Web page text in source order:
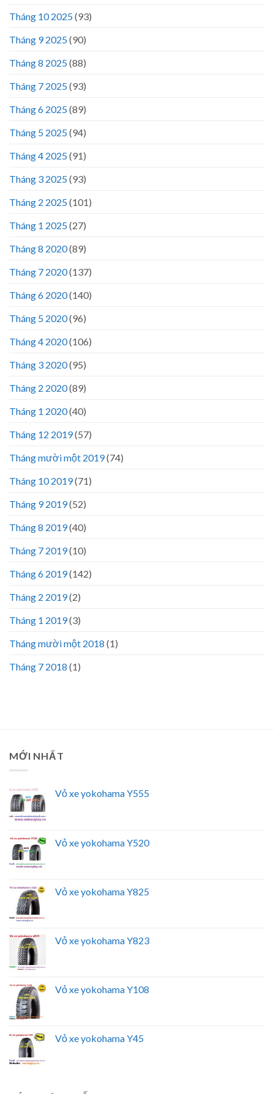
Tháng 10 2025(93)
Tháng 9 2025(90)
Tháng 8 2025(88)
Tháng 7 2025(93)
Tháng 6 2025(89)
Tháng 5 2025(94)
Tháng 4 2025(91)
Tháng 3 2025(93)
Tháng 2 2025(101)
Tháng 1 2025(27)
Tháng 8 2020(89)
Tháng 7 2020(137)
Tháng 6 2020(140)
Tháng 5 2020(96)
Tháng 4 2020(106)
Tháng 3 2020(95)
Tháng 2 2020(89)
Tháng 1 2020(40)
Tháng 12 2019(57)
Tháng mười một 2019(74)
Tháng 10 2019(71)
Tháng 9 2019(52)
Tháng 8 2019(40)
Tháng 7 2019(10)
Tháng 6 2019(142)
Tháng 2 2019(2)
Tháng 1 2019(3)
Tháng mười một 2018 (1)
Tháng 7 2018 (1)
MỚI NHẤT
Vỏ xe yokohama Y555
Vỏ xe yokohama Y520
Vỏ xe yokohama Y825
Vỏ xe yokohama Y823
Vỏ xe yokohama Y108
Vỏ xe yokohama Y45